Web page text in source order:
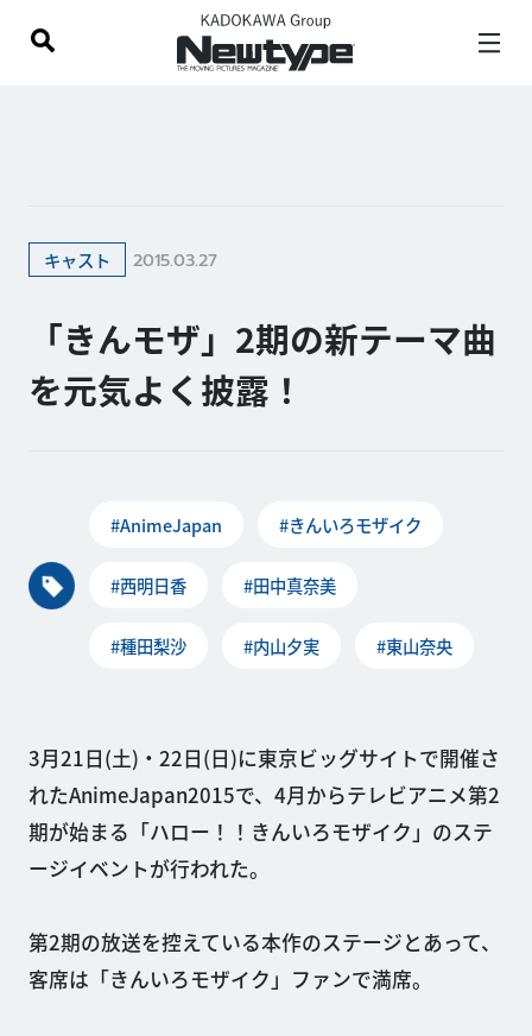
キャスト 2015.03.27
「きんモザ」2期の新テーマ曲
を元気よく披露！
#AnimeJapan #きんいろモザイク
#西明日香 #田中真奈美
#種田梨沙 #内山夕実 #東山奈央
3月21日(土)・22日(日)に東京ビッグサイトで開催さ
れたAnimeJapan2015で、4月からテレビアニメ第2
期が始まる「ハロー！！きんいろモザイク」のステ
ージイベントが行われた。
第2期の放送を控えている本作のステージとあって、
客席は「きんいろモザイク」ファンで満席。